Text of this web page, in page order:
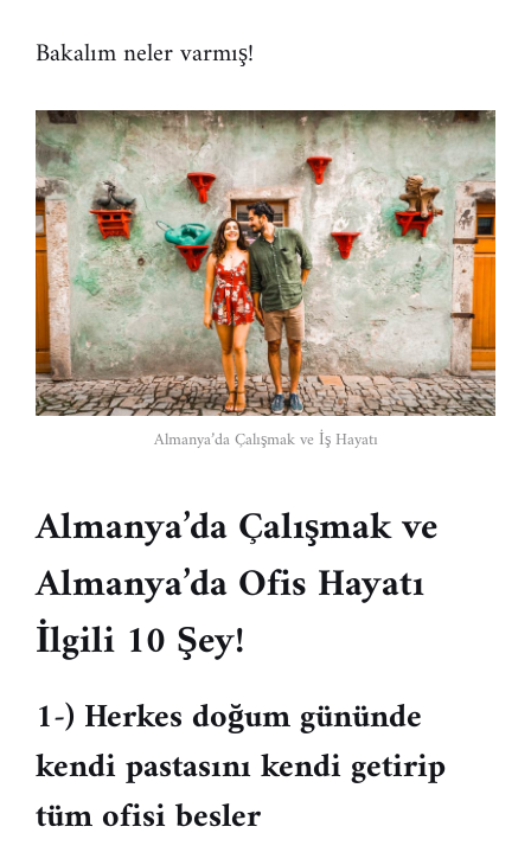
Bakalım neler varmış!
Almanya’da Çalışmak ve İş Hayatı
Almanya’da Çalışmak ve
Almanya’da Ofis Hayatı
İlgili 10 Şey!
1-) Herkes doğum gününde
kendi pastasını kendi getirip
tüm ofisi besler